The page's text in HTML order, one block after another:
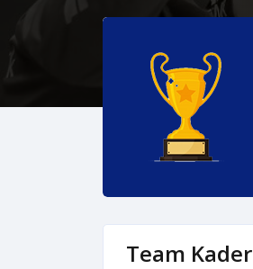
Team Kader